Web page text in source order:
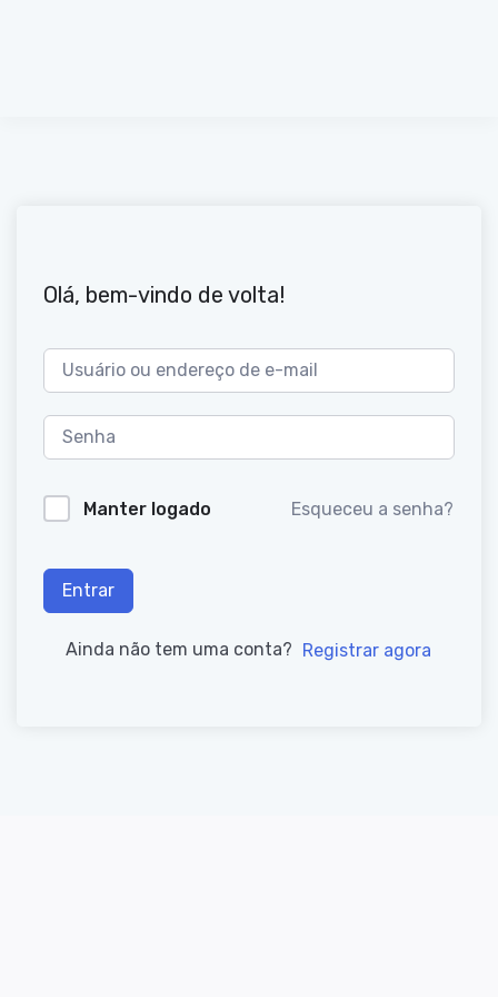
Olá, bem-vindo de volta!
Manter logado Esqueceu a senha?
Entrar
Ainda não tem uma conta? Registrar agora